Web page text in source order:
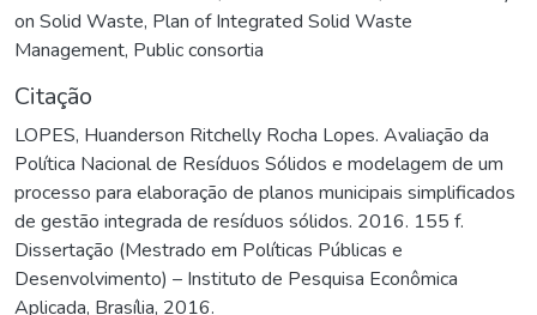
on Solid Waste, Plan of Integrated Solid Waste
Management, Public consortia
Citação
LOPES, Huanderson Ritchelly Rocha Lopes. Avaliação da
Política Nacional de Resíduos Sólidos e modelagem de um
processo para elaboração de planos municipais simplificados
de gestão integrada de resíduos sólidos. 2016. 155 f.
Dissertação (Mestrado em Políticas Públicas e
Desenvolvimento) – Instituto de Pesquisa Econômica
Aplicada, Brasília, 2016.